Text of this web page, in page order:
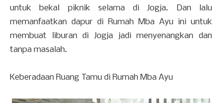
untuk bekal piknik selama di Jogja. Dan lalu
memanfaatkan dapur di Rumah Mba Ayu ini untuk
membuat liburan di Jogja jadi menyenangkan dan
tanpa masalah.
Keberadaan Ruang Tamu di Rumah Mba Ayu